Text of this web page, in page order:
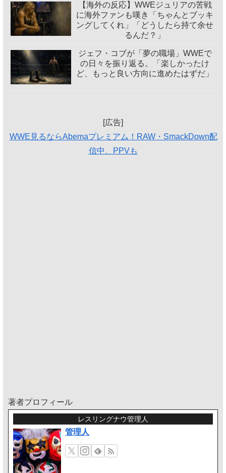
【海外の反応】WWEジュリアの苦戦
に海外ファンも嘆き「ちゃんとブッキ
ングしてくれ」「どうしたら持て余せ
るんだ？」
ジェフ・コブが「夢の職場」WWEで
の日々を振り返る。「楽しかったけ
ど、もっと良い方向に進めたはずだ」
[広告]
WWE見るならAbemaプレミアム！RAW・SmackDown配
信中、PPVも
著者プロフィール
レスリングナウ管理人
管理人